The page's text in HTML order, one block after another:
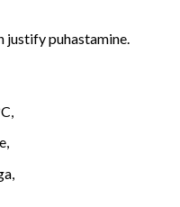
justify puhastamine.